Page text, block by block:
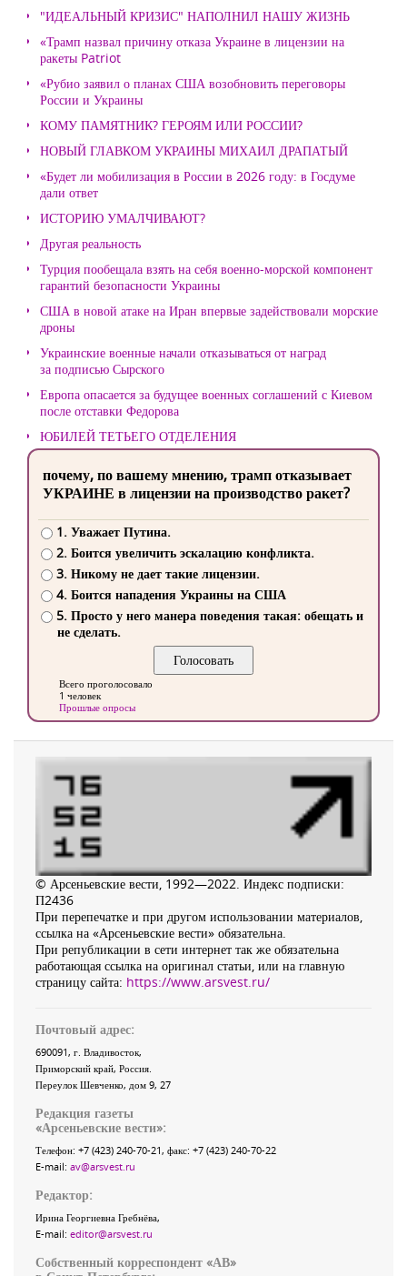
"ИДЕАЛЬНЫЙ КРИЗИС" НАПОЛНИЛ НАШУ ЖИЗНЬ
«Трамп назвал причину отказа Украине в лицензии на
ракеты Patriot
«Рубио заявил о планах США возобновить переговоры
России и Украины
КОМУ ПАМЯТНИК? ГЕРОЯМ ИЛИ РОССИИ?
НОВЫЙ ГЛАВКОМ УКРАИНЫ МИХАИЛ ДРАПАТЫЙ
«Будет ли мобилизация в России в 2026 году: в Госдуме
дали ответ
ИСТОРИЮ УМАЛЧИВАЮТ?
Другая реальность
Турция пообещала взять на себя военно-морской компонент
гарантий безопасности Украины
США в новой атаке на Иран впервые задействовали морские
дроны
Украинские военные начали отказываться от наград
за подписью Сырского
Европа опасается за будущее военных соглашений с Киевом
после отставки Федорова
ЮБИЛЕЙ ТЕТЬЕГО ОТДЕЛЕНИЯ
почему, по вашему мнению, трамп отказывает
УКРАИНЕ в лицензии на производство ракет?
1. Уважает Путина.
2. Боится увеличить эскалацию конфликта.
3. Никому не дает такие лицензии.
4. Боится нападения Украины на США
5. Просто у него манера поведения такая: обещать и
не сделать.
Всего проголосовало
1 человек
Прошлые опросы
© Арсеньевские вести, 1992—2022. Индекс подписки:
П2436
При перепечатке и при другом использовании материалов,
ссылка на «Арсеньевские вести» обязательна.
При републикации в сети интернет так же обязательна
работающая ссылка на оригинал статьи, или на главную
страницу сайта: https://www.arsvest.ru/
Почтовый адрес:
690091, г. Владивосток,
Приморский край, Россия
Переулок Шевченко, дом 9, 27
Редакция газеты
«Арсеньевские вести»:
Телефон: +7 (423) 240-70-21, факс: +7 (423) 240-70-22
E-mail: av@arsvest.ru
Редактор:
Ирина Георгиевна Гребнёва,
E-mail: editor@arsvest.ru
Собственный корреспондент «АВ»